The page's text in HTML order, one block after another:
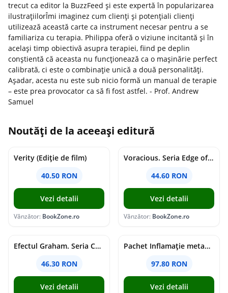
trecut ca editor la BuzzFeed și este expertă în popularizarea
ilustrațiilorÎmi imaginez cum clienți și potențiali clienți
utilizează această carte ca instrument necesar pentru a se
familiariza cu terapia. Philippa oferă o viziune incitantă și în
același timp obiectivă asupra terapiei, fiind pe deplin
conștientă că aceasta nu funcționează ca o mașinărie perfect
calibrată, ci este o combinație unică a două personalități.
Așadar, acesta nu este sub nicio formă un manual de terapie
– este prea provocator ca să fi fost astfel. - Prof. Andrew
Samuel
Noutăți de la aceeași editură
Verity (Ediție de film)
40.50 RON
Vezi detalii
Vânzător: BookZone.ro
Voracious. Seria Edge of Darkness Vol.2
44.60 RON
Vezi detalii
Vânzător: BookZone.ro
Efectul Graham. Seria Campus Diaries Vol.1
46.30 RON
Vezi detalii
Pachet Inflamație metabolism și creier
97.80 RON
Vezi detalii